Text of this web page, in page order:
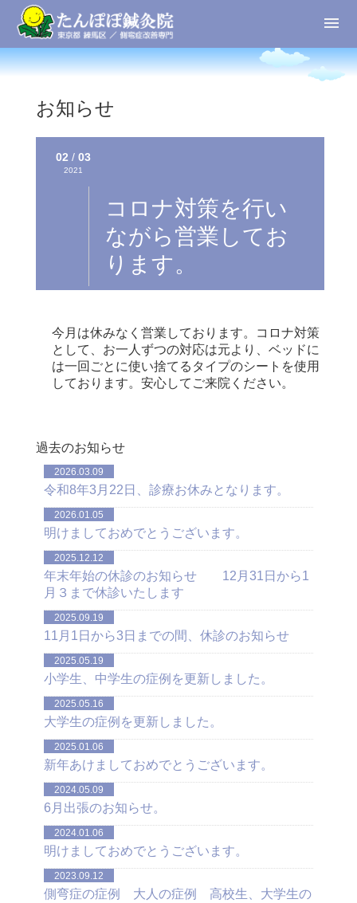
お知らせ
02 / 03
2021
コロナ対策を行い
ながら営業してお
ります。
今月は休みなく営業しております。コロナ対策
として、お一人ずつの対応は元より、ベッドに
は一回ごとに使い捨てるタイプのシートを使用
しております。安心してご来院ください。
過去のお知らせ
2026.03.09
令和8年3月22日、診療お休みとなります。
2026.01.05
明けましておめでとうございます。
2025.12.12
年末年始の休診のお知らせ 12月31日から1
月３まで休診いたします
2025.09.19
11月1日から3日までの間、休診のお知らせ
2025.05.19
小学生、中学生の症例を更新しました。
2025.05.16
大学生の症例を更新しました。
2025.01.06
新年あけましておめでとうございます。
2024.05.09
6月出張のお知らせ。
2024.01.06
明けましておめでとうございます。
2023.09.12
側弯症の症例 大人の症例 高校生、大学生の